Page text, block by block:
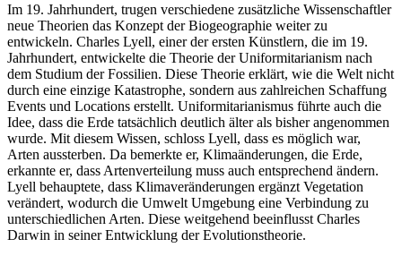
Im 19. Jahrhundert, trugen verschiedene zusätzliche Wissenschaftler
neue Theorien das Konzept der Biogeographie weiter zu
entwickeln. Charles Lyell, einer der ersten Künstlern, die im 19.
Jahrhundert, entwickelte die Theorie der Uniformitarianism nach
dem Studium der Fossilien. Diese Theorie erklärt, wie die Welt nicht
durch eine einzige Katastrophe, sondern aus zahlreichen Schaffung
Events und Locations erstellt. Uniformitarianismus führte auch die
Idee, dass die Erde tatsächlich deutlich älter als bisher angenommen
wurde. Mit diesem Wissen, schloss Lyell, dass es möglich war,
Arten aussterben. Da bemerkte er, Klimaänderungen, die Erde,
erkannte er, dass Artenverteilung muss auch entsprechend ändern.
Lyell behauptete, dass Klimaveränderungen ergänzt Vegetation
verändert, wodurch die Umwelt Umgebung eine Verbindung zu
unterschiedlichen Arten. Diese weitgehend beeinflusst Charles
Darwin in seiner Entwicklung der Evolutionstheorie.